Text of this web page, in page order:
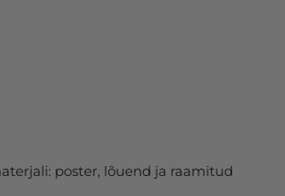
poster, lõuend ja raamitud